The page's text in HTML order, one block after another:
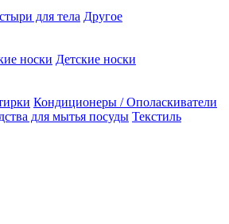
для тела Другое
носки Детские носки
Кондиционеры / Ополаскиватели
для мытья посуды Текстиль